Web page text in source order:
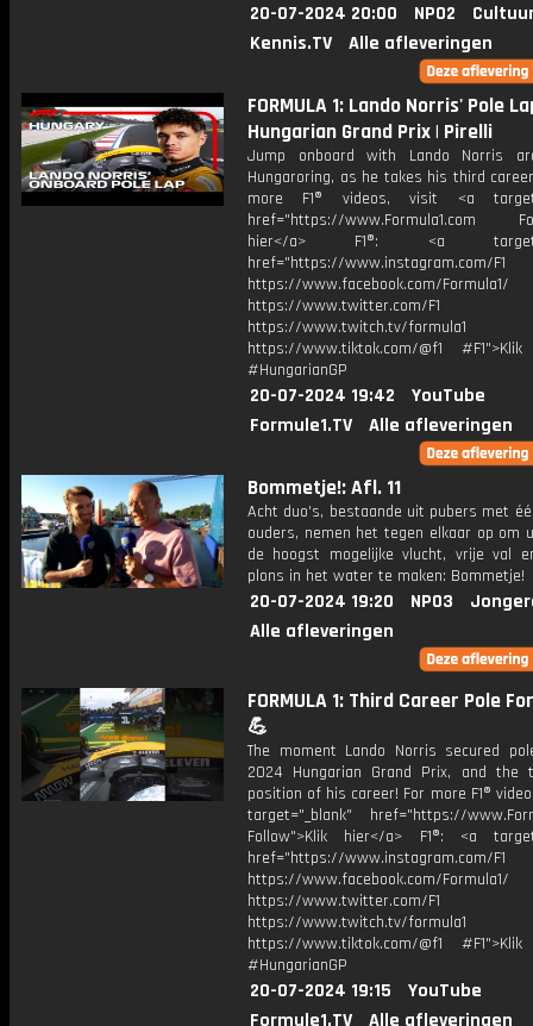
20-07-2024 20:00 NPO2
Kennis.TV
Alle afleveringen
FORMULA 1: Lando Norris' Pole
Hungarian Grand Prix | Pirelli
Jump onboard with Lando Norris
Hungaroring, as he takes his third
more F1® videos, visit <a
href="https://www.Formula1.com
hier</a> F1®: <a
href="https://www.instagram.com/F1
https://www.facebook.com/Formula1/
https://www.twitter.com/F1
https://www.twitch.tv/formula1
https://www.tiktok.com/@f1
#HungarianGP
20-07-2024 19:42
YouTube
Formule1.TV
Alle afleveringen
Bommetje!: Afl. 11
Acht duo's, bestaande uit pubers met
ouders, nemen het tegen elkaar op om
de hoogst mogelijke vlucht, vrije val
plons in het water te maken: Bommetje!
20-07-2024 19:20 NPO3
Alle afleveringen
FORMULA 1: Third Career Pole
💪
The moment Lando Norris secured
2024 Hungarian Grand Prix, and the
position of his career! For more F1®
target="_blank" href="https://
Follow">Klik hier</a> F1®: <a
href="https://www.instagram.com/F1
https://www.facebook.com/Formula1/
https://www.twitter.com/F1
https://www.twitch.tv/formula1
https://www.tiktok.com/@f1
#HungarianGP
20-07-2024 19:15
YouTube
Formule1.TV
Alle afleveringen